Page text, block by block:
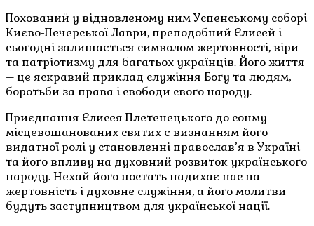
Похований у відновленому ним Успенському соборі
Києво-Печерської Лаври, преподобний Єлисей і
сьогодні залишається символом жертовності, віри
та патріотизму для багатьох українців. Його життя
– це яскравий приклад служіння Богу та людям,
боротьби за права і свободи свого народу.
Приєднання Єлисея Плетенецького до сонму
місцевошанованих святих є визнанням його
видатної ролі у становленні православ’я в Україні
та його впливу на духовний розвиток українського
народу. Нехай його постать надихає нас на
жертовність і духовне служіння, а його молитви
будуть заступництвом для української нації.